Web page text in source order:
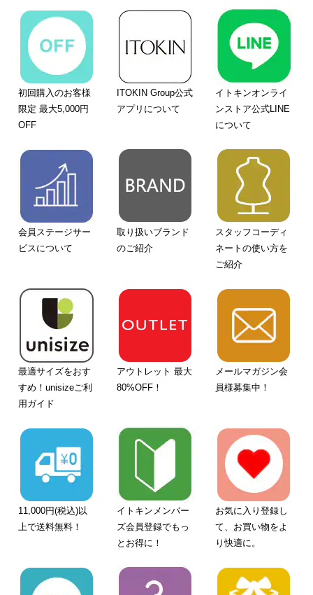
初回購入のお客様
限定 最大5,000円
OFF
ITOKIN Group公式
アプリについて
イトキンオンライ
ンストア公式LINE
について
会員ステージサー
ビスについて
取り扱いブランド
のご紹介
スタッフコーディ
ネートの使い方を
ご紹介
最適サイズをおす
すめ！unisizeご利
用ガイド
アウトレット 最大
80%OFF！
メールマガジン会
員様募集中！
11,000円(税込)以
上で送料無料！
イトキンメンバー
ズ会員登録でもっ
とお得に！
お気に入り登録し
て、お買い物をよ
り快適に。